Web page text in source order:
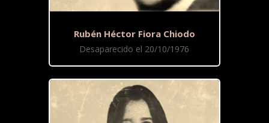
Rubén Héctor Fiora Chiodo
Desaparecido el 20/10/1976